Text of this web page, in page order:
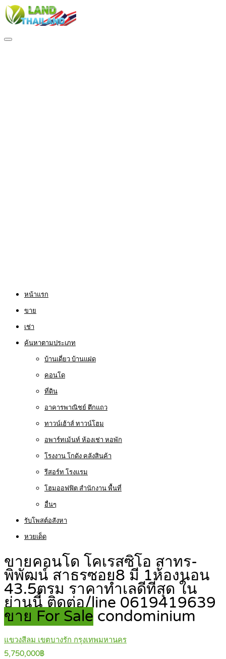
หน้าแรก
ขาย
เช่า
ค้นหาตามประเภท
บ้านเดี่ยว บ้านแฝด
คอนโด
ที่ดิน
อาคารพาณิชย์ ตึกแถว
ทาวน์เฮ้าส์ ทาวน์โฮม
อพาร์ทเม้นท์ ห้องเช่า หอพัก
โรงงาน โกดัง คลังสินค้า
รีสอร์ท โรงแรม
โฮมออฟฟิต สำนักงาน พื้นที่
อื่นๆ
รับโพสต์อสังหา
หวยเด็ด
ขายคอนโด โคเรสซิโอ สาทร-
พิพัฒน์ สาธรซอย8 มี 1ห้องนอน
43.5ตรม ราคาทำเลดีที่สุด ใน
ย่านนี้ ติดต่อ/line 0619419639
ขาย For Sale condominium
แขวงสีลม เขตบางรัก กรุงเทพมหานคร
5,750,000฿